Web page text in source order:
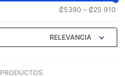
RELEVANCIA
₡5390 – ₡25 910
PRODUCTOS